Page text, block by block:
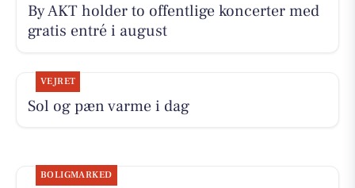
By AKT holder to offentlige koncerter med
gratis entré i august
VEJRET
Sol og pæn varme i dag
BOLIGMARKED